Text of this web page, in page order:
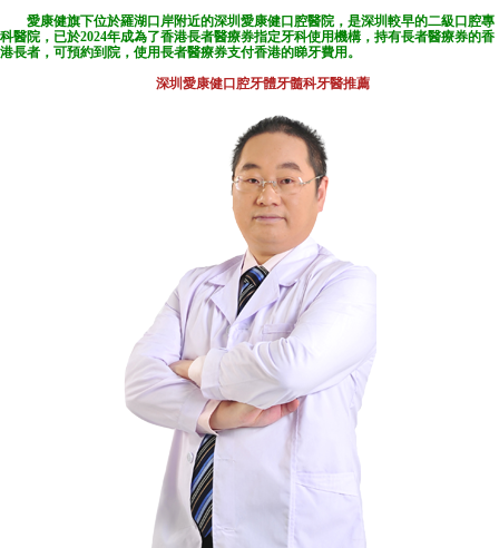
愛康健旗下位於羅湖口岸附近的深圳愛康健口腔醫院 ，是深圳較早的二級口腔專
科醫院，已於2024年成為了香港長者醫療券指定牙科使用機構，持有長者醫療券的香
港長者，可預約到院，使用長者醫療券支付香港的睇牙費用。
深圳愛康健口腔牙體牙髓科牙醫推薦